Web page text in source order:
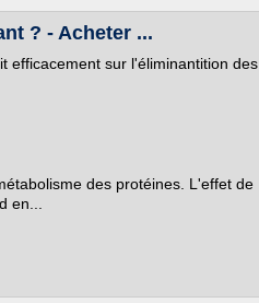
? - Acheter ...
efficacement sur l'éliminantition des
des protéines. L'effet de
en...